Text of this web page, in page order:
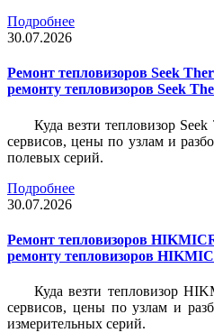
Подробнее
30.07.2026
Ремонт тепловизоров Seek
ремонту тепловизоров Seek
Куда везти тепловизор
сервисов, цены по узлам и
полевых серий.
Подробнее
30.07.2026
Ремонт тепловизоров
ремонту тепловизоров
Куда везти тепловизор
сервисов, цены по узлам и
измерительных серий.